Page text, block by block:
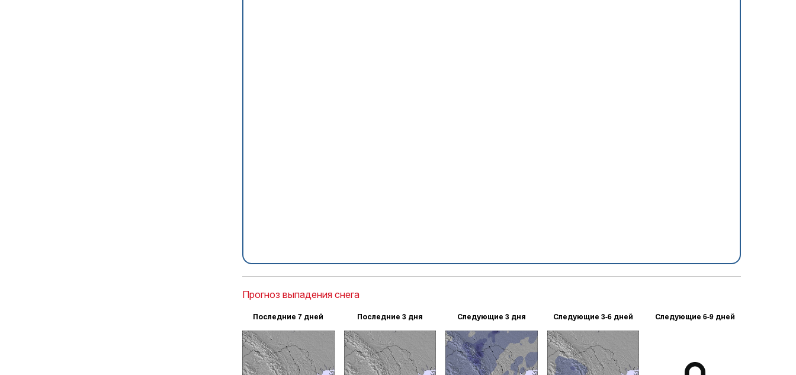
Прогноз выпадения снега
Последние 7 дней Последние 3 дня Следующие 3 дня Следующие 3-6 дней Следующие 6-9 дней